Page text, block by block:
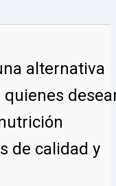
alternativa
quienes
de calidad y